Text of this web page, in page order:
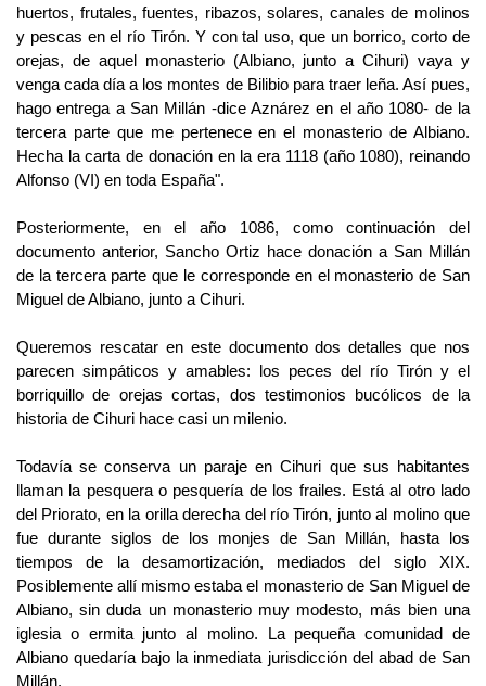
huertos, frutales, fuentes, ribazos, solares, canales de molinos
y pescas en el río Tirón. Y con tal uso, que un borrico, corto de
orejas, de aquel monasterio (Albiano, junto a Cihuri) vaya y
venga cada día a los montes de Bilibio para traer leña. Así pues,
hago entrega a San Millán -dice Aznárez en el año 1080- de la
tercera parte que me pertenece en el monasterio de Albiano.
Hecha la carta de donación en la era 1118 (año 1080), reinando
Alfonso (VI) en toda España".
Posteriormente, en el año 1086, como continuación del
documento anterior, Sancho Ortiz hace donación a San Millán
de la tercera parte que le corresponde en el monasterio de San
Miguel de Albiano, junto a Cihuri.
Queremos rescatar en este documento dos detalles que nos
parecen simpáticos y amables: los peces del río Tirón y el
borriquillo de orejas cortas, dos testimonios bucólicos de la
historia de Cihuri hace casi un milenio.
Todavía se conserva un paraje en Cihuri que sus habitantes
llaman la pesquera o pesquería de los frailes. Está al otro lado
del Priorato, en la orilla derecha del río Tirón, junto al molino que
fue durante siglos de los monjes de San Millán, hasta los
tiempos de la desamortización, mediados del siglo XIX.
Posiblemente allí mismo estaba el monasterio de San Miguel de
Albiano, sin duda un monasterio muy modesto, más bien una
iglesia o ermita junto al molino. La pequeña comunidad de
Albiano quedaría bajo la inmediata jurisdicción del abad de San
Millán.